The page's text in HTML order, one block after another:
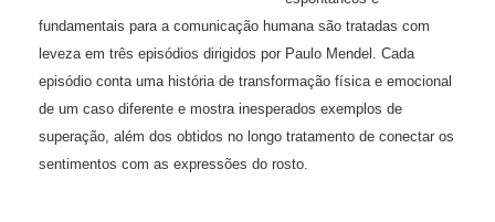
fundamentais para a comunicação humana são tratadas com
leveza em três episódios dirigidos por Paulo Mendel. Cada
episódio conta uma história de transformação física e emocional
de um caso diferente e mostra inesperados exemplos de
superação, além dos obtidos no longo tratamento de conectar os
sentimentos com as expressões do rosto.